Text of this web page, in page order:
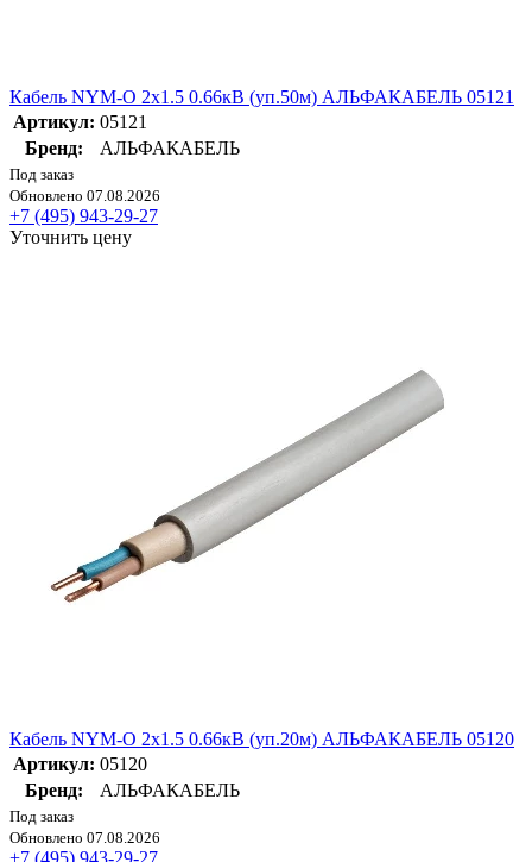
Кабель NYM-O 2х1.5 0.66кВ (уп.50м) АЛЬФАКАБЕЛЬ 05121
Артикул: 05121
Бренд:
АЛЬФАКАБЕЛЬ
Под заказ
Обновлено 07.08.2026
+7 (495) 943-29-27
Уточнить цену
Кабель NYM-O 2х1.5 0.66кВ (уп.20м) АЛЬФАКАБЕЛЬ 05120
Артикул: 05120
Бренд:
АЛЬФАКАБЕЛЬ
Под заказ
Обновлено 07.08.2026
+7 (495) 943-29-27